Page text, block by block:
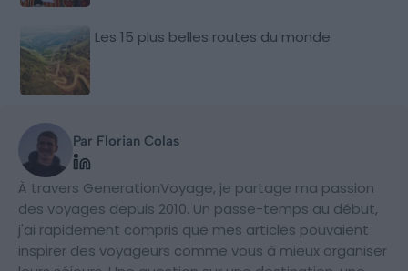
Les 15 plus belles routes du monde
Par Florian Colas
À travers GenerationVoyage, je partage ma passion
des voyages depuis 2010. Un passe-temps au début,
j'ai rapidement compris que mes articles pouvaient
inspirer des voyageurs comme vous à mieux organiser